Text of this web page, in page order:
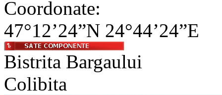
Coordonate:
47°12’24”N 24°44’24”E
Bistrita Bargaului
Colibita